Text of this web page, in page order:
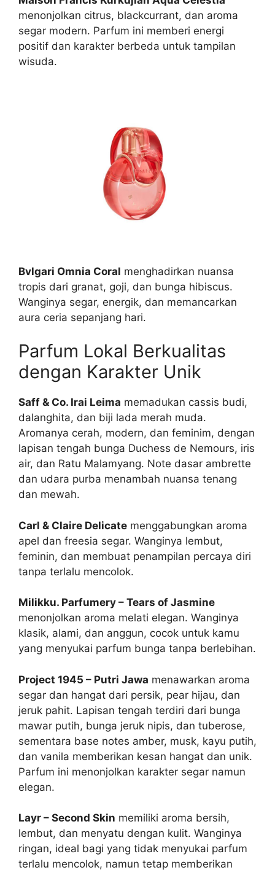
menonjolkan citrus, blackcurrant, dan aroma
segar modern. Parfum ini memberi energi
positif dan karakter berbeda untuk tampilan
wisuda.
Bvlgari Omnia Coral menghadirkan nuansa
tropis dari granat, goji, dan bunga hibiscus.
Wanginya segar, energik, dan memancarkan
aura ceria sepanjang hari.
Parfum Lokal Berkualitas
dengan Karakter Unik
Saff & Co. Irai Leima memadukan cassis budi,
dalanghita, dan biji lada merah muda.
Aromanya cerah, modern, dan feminim, dengan
lapisan tengah bunga Duchess de Nemours, iris
air, dan Ratu Malamyang. Note dasar ambrette
dan udara purba menambah nuansa tenang
dan mewah.
Carl & Claire Delicate menggabungkan aroma
apel dan freesia segar. Wanginya lembut,
feminin, dan membuat penampilan percaya diri
tanpa terlalu mencolok.
Milikku. Parfumery – Tears of Jasmine
menonjolkan aroma melati elegan. Wanginya
klasik, alami, dan anggun, cocok untuk kamu
yang menyukai parfum bunga tanpa berlebihan.
Project 1945 – Putri Jawa menawarkan aroma
segar dan hangat dari persik, pear hijau, dan
jeruk pahit. Lapisan tengah terdiri dari bunga
mawar putih, bunga jeruk nipis, dan tuberose,
sementara base notes amber, musk, kayu putih,
dan vanila memberikan kesan hangat dan unik.
Parfum ini menonjolkan karakter segar namun
elegan.
Layr – Second Skin memiliki aroma bersih,
lembut, dan menyatu dengan kulit. Wanginya
ringan, ideal bagi yang tidak menyukai parfum
terlalu mencolok, namun tetap memberikan